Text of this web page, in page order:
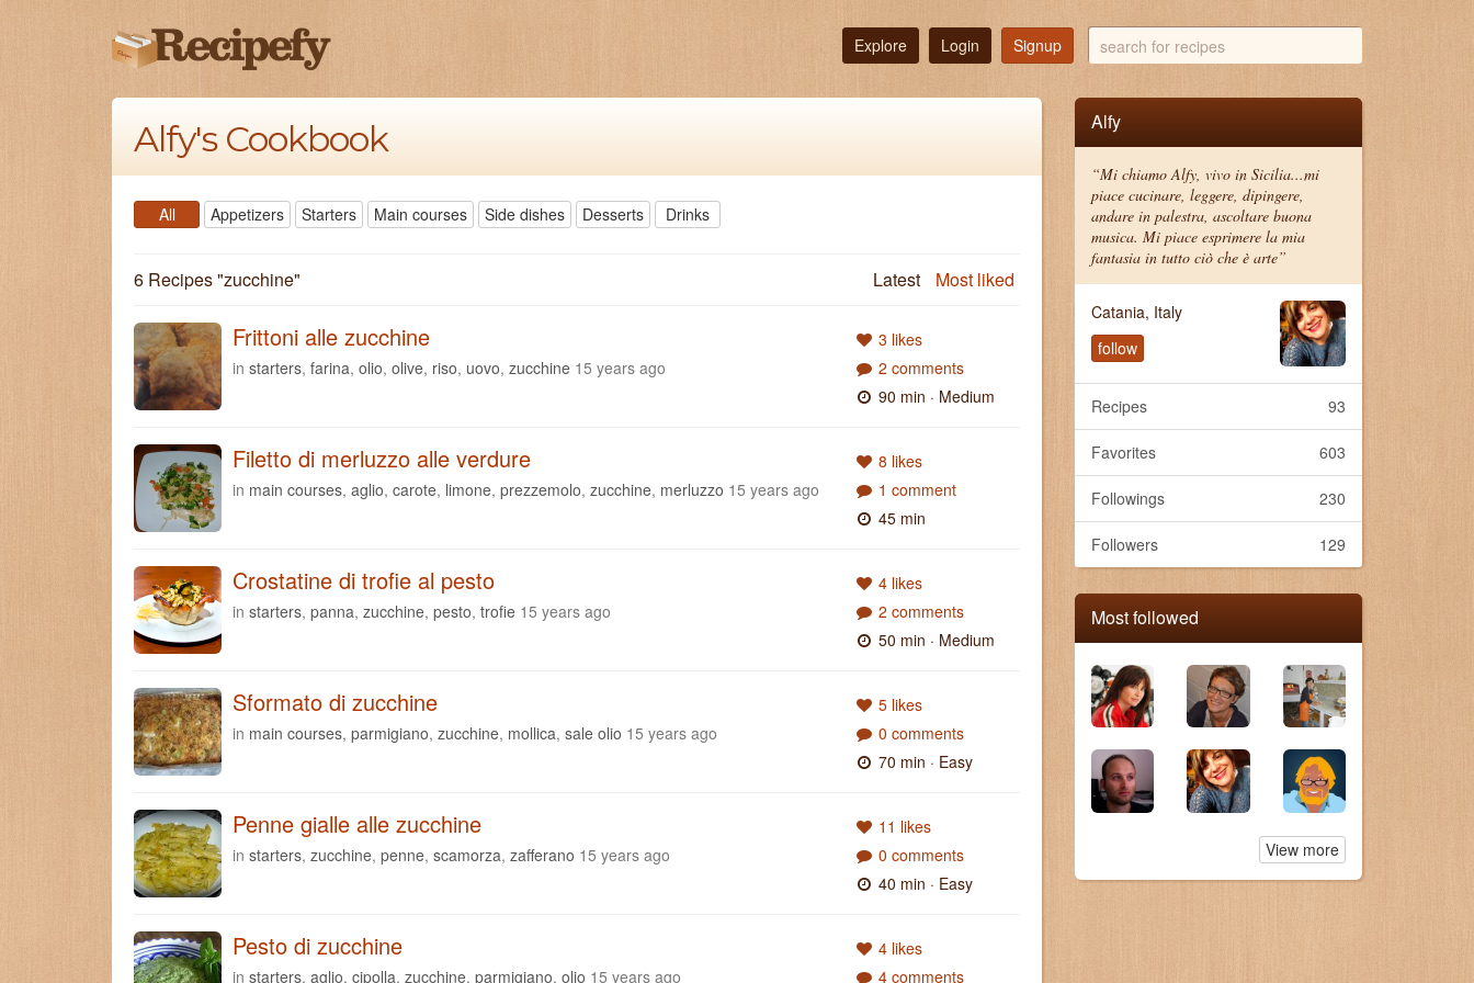
Explore Login Signup
search
for
recipes
Alfy's Cookbook
All Appetizers Starters Main courses Side dishes Desserts Drinks
6 Recipes "zucchine" Latest Most liked
Frittoni alle zucchine
in starters, farina, olio, olive, riso, uovo, zucchine 15 years ago
3 likes
2 comments
90 min · Medium
Filetto di merluzzo alle verdure
in main courses, aglio, carote, limone, prezzemolo, zucchine, merluzzo 15 years ago
8 likes
1 comment
45 min
Crostatine di trofie al pesto
in starters, panna, zucchine, pesto, trofie 15 years ago
4 likes
2 comments
50 min · Medium
Sformato di zucchine
in main courses, parmigiano, zucchine, mollica, sale olio 15 years ago
5 likes
0 comments
70 min · Easy
Penne gialle alle zucchine
in starters, zucchine, penne, scamorza, zafferano 15 years ago
11 likes
0 comments
40 min · Easy
Pesto di zucchine
in starters, aglio, cipolla, zucchine, parmigiano, olio 15 years ago
4 likes
4 comments
Alfy
“Mi chiamo Alfy, vivo in Sicilia...mi
piace cucinare, leggere, dipingere,
andare in palestra, ascoltare buona
musica. Mi piace esprimere la mia
fantasia in tutto ciò che è arte”
Catania, Italy
follow
93
Recipes
603
Favorites
230
Followings
129
Followers
Most followed
View more